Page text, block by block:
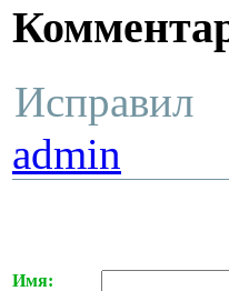
Исправил
admin
Имя: